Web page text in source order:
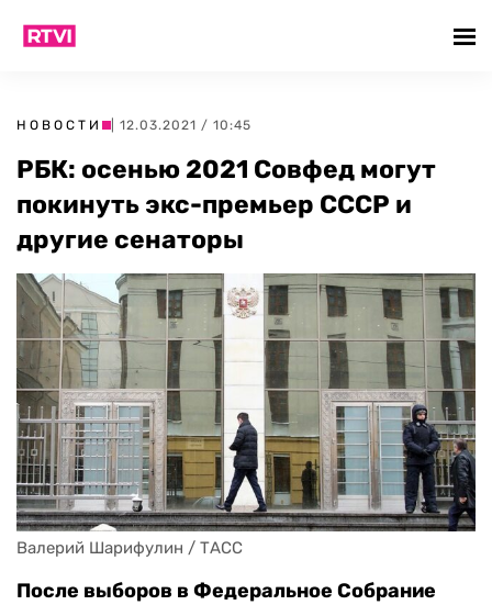
НОВОСТИ | 12.03.2021 / 10:45
РБК: осенью 2021 Совфед могут
покинуть экс-премьер СССР и
другие сенаторы
Валерий Шарифулин / ТАСС
После выборов в Федеральное Собрание